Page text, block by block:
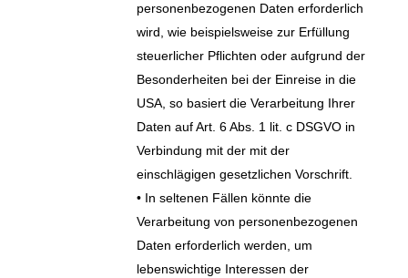
personenbezogenen Daten erforderlich
wird, wie beispielsweise zur Erfüllung
steuerlicher Pflichten oder aufgrund der
Besonderheiten bei der Einreise in die
USA, so basiert die Verarbeitung Ihrer
Daten auf Art. 6 Abs. 1 lit. c DSGVO in
Verbindung mit der mit der
einschlägigen gesetzlichen Vorschrift.
• In seltenen Fällen könnte die
Verarbeitung von personenbezogenen
Daten erforderlich werden, um
lebenswichtige Interessen der